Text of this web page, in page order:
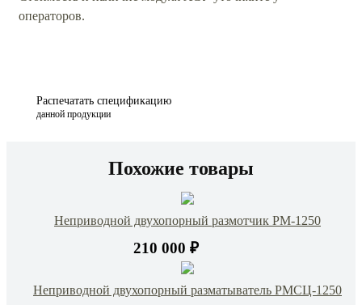
операторов.
Распечатать спецификацию
данной продукции
Похожие товары
Неприводной двухопорный размотчик РМ-1250
210 000 ₽
Неприводной двухопорный разматыватель РМСЦ-1250